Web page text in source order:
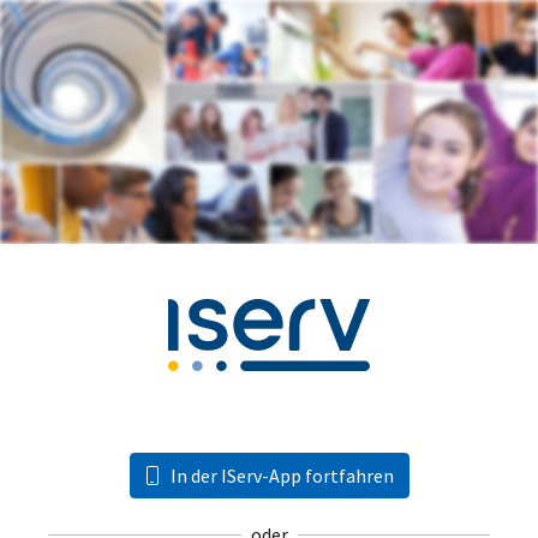
In der IServ-App fortfahren